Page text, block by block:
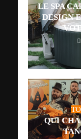
LE SPA
DESIGN
QUI